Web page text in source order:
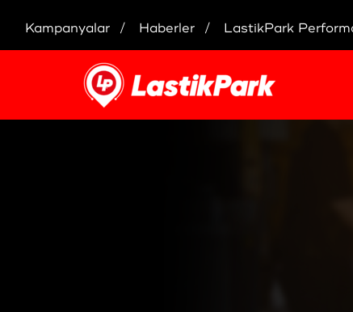
Kampanyalar Haberler LastikPark